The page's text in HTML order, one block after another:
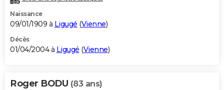
Naissance
09/01/1909 à Ligugé (Vienne)
Décès
01/04/2004 à Ligugé (Vienne)
Roger BODU (83 ans)